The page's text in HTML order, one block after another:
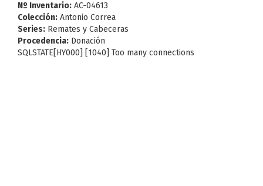
Nº Inventario: AC-04613
Colección: Antonio Correa
Series: Remates y Cabeceras
Procedencia: Donación
SQLSTATE[HY000] [1040] Too many connections